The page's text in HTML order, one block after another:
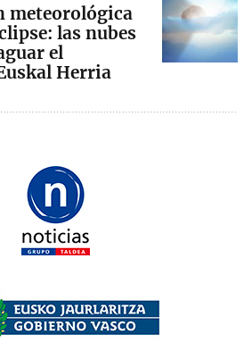
meteorológica
las nubes
el
Herria